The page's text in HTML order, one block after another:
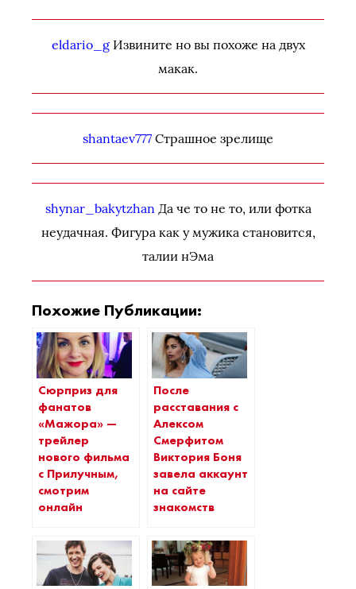
eldario_gИзвините но вы похоже на двух
макак.
shantaev777 Страшное зрелище
shynar_bakytzhanДа че то не то, или фотка
неудачная. Фигура как у мужика становится,
талии нЭма
Похожие Публикации:
Сюрприз для
фанатов
«Мажора» —
трейлер
нового фильма
с Прилучным,
смотрим
онлайн
После
расставания с
Алексом
Смерфитом
Виктория Боня
завела аккаунт
на сайте
знакомств